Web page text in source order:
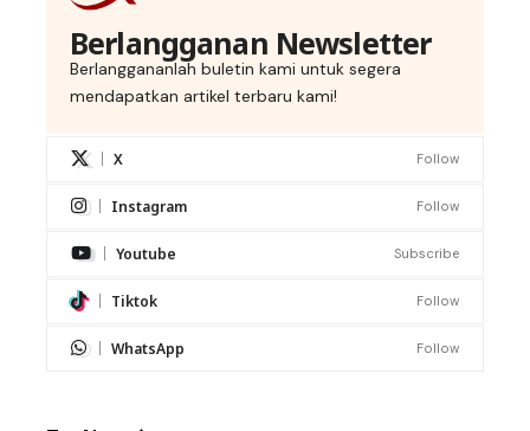
Berlangganan Newsletter
Berlanggananlah buletin kami untuk segera
mendapatkan artikel terbaru kami!
X Follow
Instagram Follow
Youtube Subscribe
Tiktok Follow
WhatsApp Follow